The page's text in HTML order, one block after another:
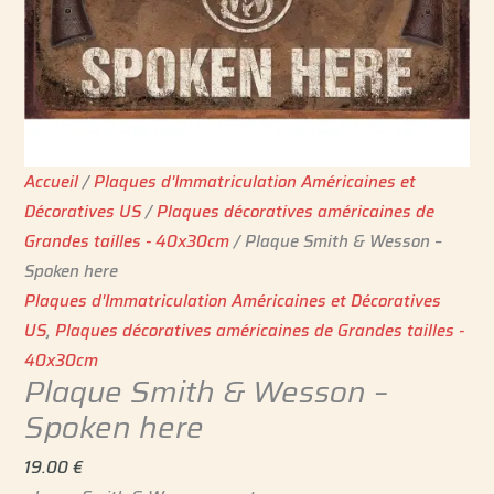
Accueil/Plaques d'Immatriculation Américaines et
Décoratives US/Plaques décoratives américaines de
Grandes tailles - 40x30cm/ Plaque Smith & Wesson –
Spoken here
Plaques d'Immatriculation Américaines et Décoratives
US,Plaques décoratives américaines de Grandes tailles -
40x30cm
Plaque Smith & Wesson –
Spoken here
19.00€